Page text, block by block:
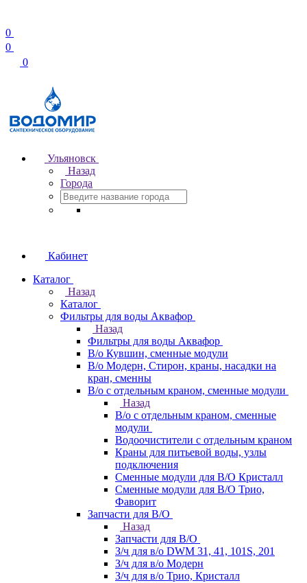
0
0
0
Ульяновск
Назад
Города
Кабинет
Каталог
Назад
Каталог
Фильтры для воды Аквафор
Назад
Фильтры для воды Аквафор
В/о Кувшин, сменные модули
В/о Модерн, Стирон, краны, насадки на
кран, сменны
В/о с отдельным краном, сменные модули
Назад
В/о с отдельным краном, сменные
модули
Водоочистители с отдельным краном
Краны для питьевой воды, узлы
подключения
Сменные модули для В/О Кристалл
Сменные модули для В/О Трио,
Фаворит
Запчасти для В/О
Назад
Запчасти для В/О
З/ч для в/о DWM 31, 41, 101S, 201
З/ч для в/о Модерн
З/ч для в/о Трио, Кристалл